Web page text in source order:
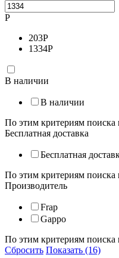
Р
203Р
1334Р
В наличии
В наличии
По этим критериям поиска
Бесплатная доставка
Бесплатная
По этим критериям поиска
Производитель
Frap
Gappo
По этим критериям поиска
Сбросить Показать (16)